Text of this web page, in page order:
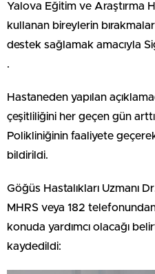
Yalova Eğitim ve Araştırma
kullanan bireylerin
destek sağlamak amacıyla
.
Hastaneden yapılan
çeşitliliğini her geçen gün
Polikliniğinin faaliyete
bildirildi.
Göğüs Hastalıkları Uzmanı
MHRS veya 182
konuda yardımcı olacağı
kaydedildi: